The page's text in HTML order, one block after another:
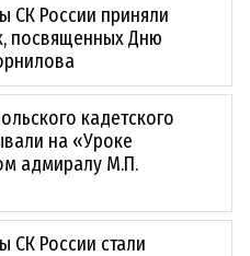
СК России приняли
посвященных Дню
кадетского
на «Уроке
адмиралу М.П.
СК России стали